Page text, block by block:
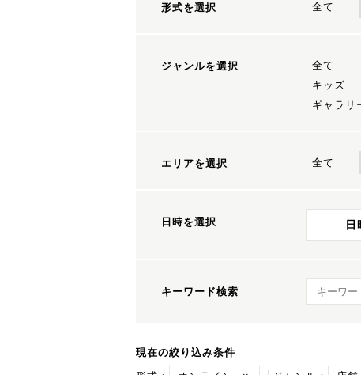
形式を選択 全て
ジャンルを選択 全て
キッズ
ギャラリ
エリアを選択 全て
日時を選択
キーワード検索 キーワ
現在の絞り込み条件